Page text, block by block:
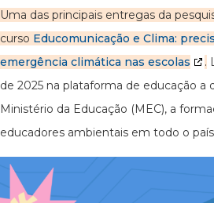
Uma das principais entregas da
curso Educomunicação e Clima:
emergência climática nas escolas
.
de 2025 na plataforma de educação a
Ministério da Educação (MEC), a
educadores ambientais em todo o